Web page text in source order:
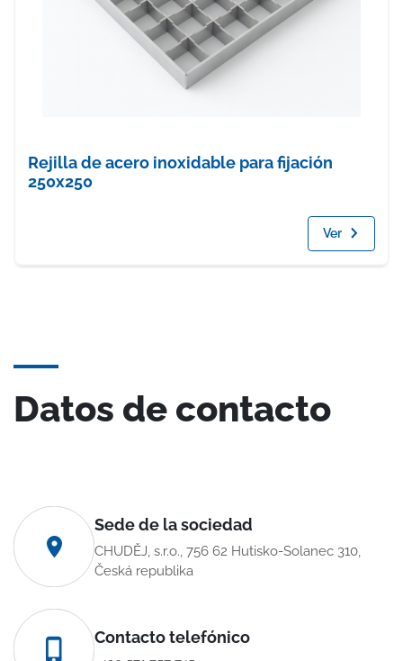
Rejilla de acero inoxidable para fijación
250x250
Ver
Datos de contacto
Sede de la sociedad
CHUDĚJ, s.r.o., 756 62 Hutisko-Solanec 310,
Česká republika
Contacto telefónico